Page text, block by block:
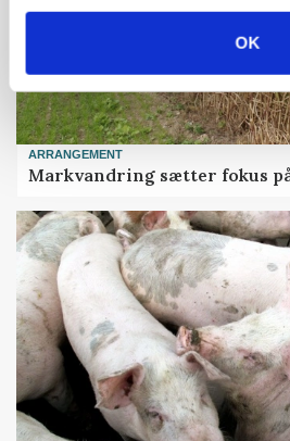
OK
ARRANGEMENT
Markvandring sætter fokus